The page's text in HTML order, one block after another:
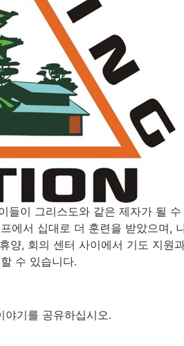
들이 그리스도와 같은 제자가 될
에서 십대로 더 훈련을 받았으며,
양, 회의 센터 사이에서 기도 지
수 있습니다.
기를 공유하십시오.